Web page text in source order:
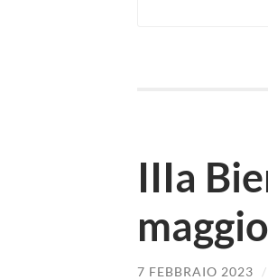
IIIa
maggio
7 FEBBRAIO 2023 /